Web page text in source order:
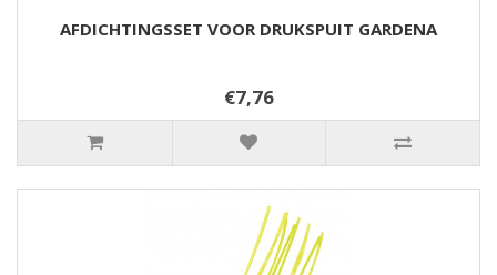
AFDICHTINGSSET VOOR DRUKSPUIT GARDENA
€7,76